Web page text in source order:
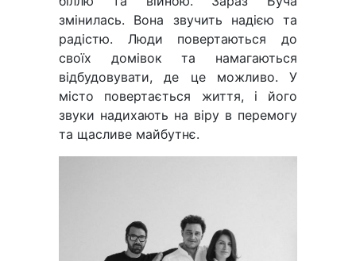
змінилась. Вона звучить надією та
радістю. Люди повертаються до
своїх домівок та намагаються
відбудовувати, де це можливо. У
місто повертається життя, і його
звуки надихають на віру в перемогу
та щасливе майбутнє.